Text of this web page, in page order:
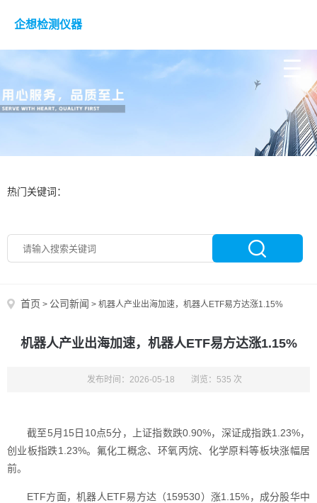
企想检测仪器
热门关键词：
首页 > 公司新闻 > 机器人产业出海加速，机器人ETF易方达涨1.15%
机器人产业出海加速，机器人ETF易方达涨1.15%
发布时间：2026-05-18 浏览：535 次
截至5月15日10点5分，上证指数跌0.90%，深证成指跌1.23%，
创业板指跌1.23%。氟化工概念、环氧丙烷、化学原料等板块涨幅居
前。
ETF方面，机器人ETF易方达（159530）涨1.15%，成分股华中